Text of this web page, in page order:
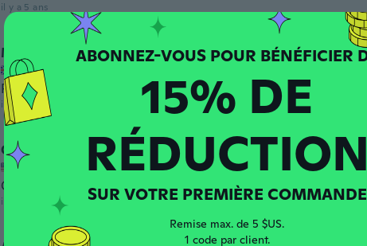
il y a 5 ans
Mandy
Inscrit depuis 2015
Perfect
il y a 5 ans
Constance
Inscrit depuis 2016 128 avis 72 chargements
Ok
il y a 5 ans
15% DE
RÉDUCTION
SUR VOTRE PREMIÈRE COMMANDE
Remise max. de 5 $US.
1 code par client.